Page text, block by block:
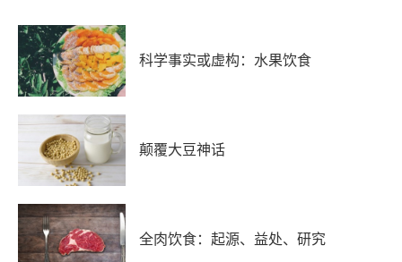
科学事实或虚构：水果饮食
颠覆大豆神话
全肉饮食：起源、益处、研究